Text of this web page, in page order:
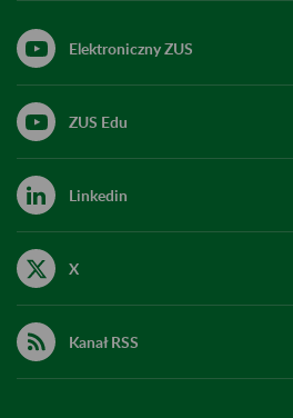
Elektroniczny ZUS
ZUS Edu
Linkedin
X
Kanał RSS